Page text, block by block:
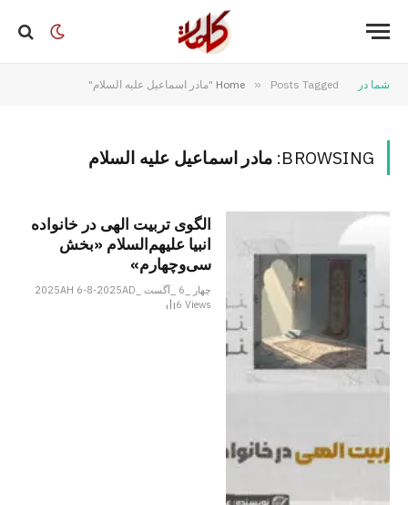
شما در Home » Posts Tagged "مادر اسماعیل علیه السلام"
BROWSING: مادر اسماعیل علیه السلام
الگوی تربیت الهی در خانواده
انبیا‌‌ علیهم‌السلام «بخش
سی‌‌وچهارم»
چهار _6 _آگست _2025AH 6-8-2025AD
6Views